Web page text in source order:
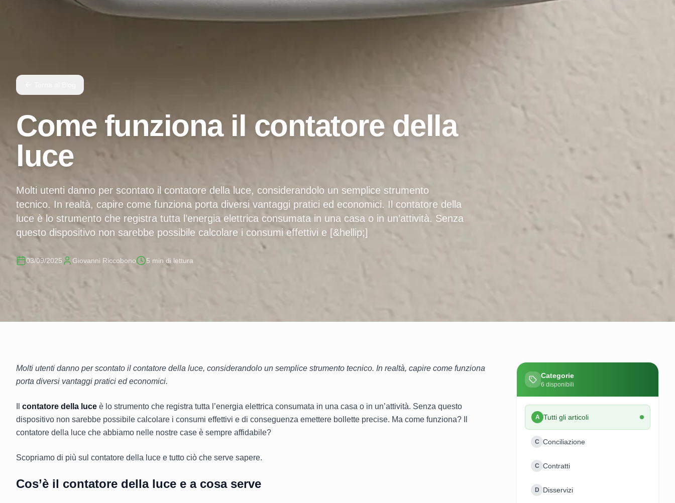
Come funziona il contatore della
luce
Molti utenti danno per scontato il contatore della luce, considerandolo un semplice strumento
tecnico. In realtà, capire come funziona porta diversi vantaggi pratici ed economici. Il contatore della
luce è lo strumento che registra tutta l’energia elettrica consumata in una casa o in un’attività. Senza
questo dispositivo non sarebbe possibile calcolare i consumi effettivi e [&hellip;]
03/09/2025 Giovanni Riccobono 5 min di lettura
Molti utenti danno per scontato il contatore della luce, considerandolo un semplice strumento tecnico. In realtà, capire come funziona
porta diversi vantaggi pratici ed economici.
contatore della luce è lo strumento che registra tutta l’energia elettrica consumata in una casa o in un’attività. Senza questo
dispositivo non sarebbe possibile calcolare i consumi effettivi e di conseguenza emettere bollette precise. Ma come funziona? Il
contatore della luce che abbiamo nelle nostre case è sempre affidabile?
Scopriamo di più sul contatore della luce e tutto ciò che serve sapere.
Cos’è il contatore della luce e a cosa serve
Categorie
6 disponibili
A Tutti gli articoli
C Conciliazione
C Contratti
D Disservizi